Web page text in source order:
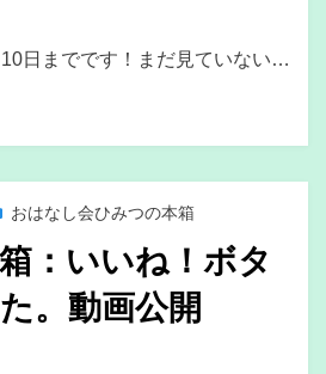
日までです！まだ見ていない…
おはなし会ひみつの本箱
：いいね！ボタ
。動画公開